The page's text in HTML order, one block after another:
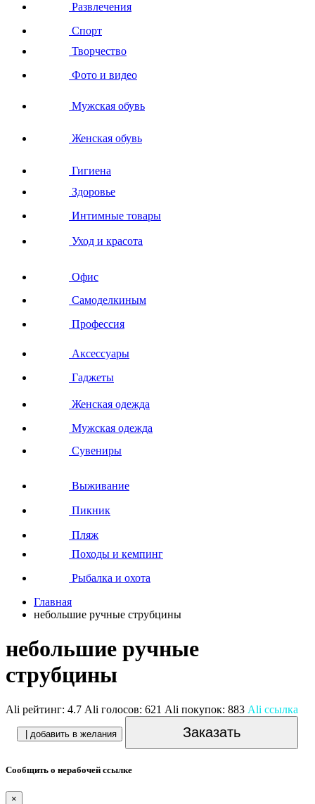
Развлечения
Спорт
Творчество
Фото и видео
Мужская обувь
Женская обувь
Гигиена
Здоровье
Интимные товары
Уход и красота
Офис
Самоделкиным
Профессия
Аксессуары
Гаджеты
Женская одежда
Мужская одежда
Сувениры
Выживание
Пикник
Пляж
Походы и кемпинг
Рыбалка и охота
Главная
небольшие ручные струбцины
небольшие ручные
струбцины
Ali рейтинг: 4.7 Ali голосов: 621 Ali покупок: 883 Ali ссылка
| добавить в желания Заказать
Сообщить о нерабочей ссылке
×